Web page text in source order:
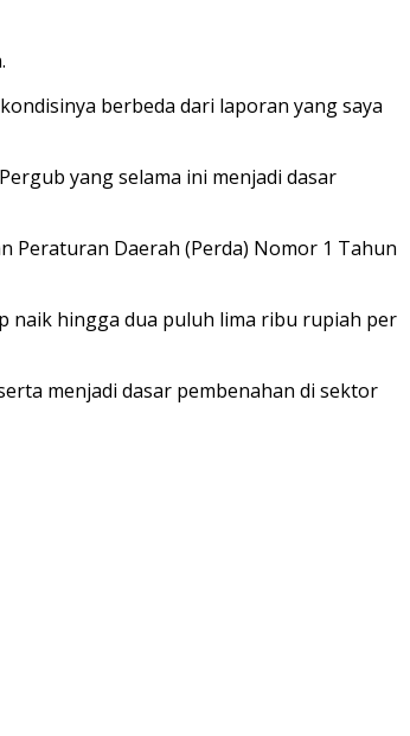
berbeda dari laporan yang saya
yang selama ini menjadi dasar
Peraturan Daerah (Perda) Nomor 1 Tahun
naik hingga dua puluh lima ribu rupiah per
menjadi dasar pembenahan di sektor